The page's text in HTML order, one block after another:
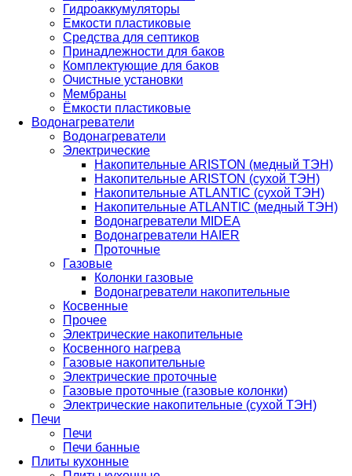
Гидроаккумуляторы
Емкости пластиковые
Средства для септиков
Принадлежности для баков
Комплектующие для баков
Очистные установки
Мембраны
Ёмкости пластиковые
Водонагреватели
Водонагреватели
Электрические
Накопительные ARISTON (медный ТЭН)
Накопительные ARISTON (сухой ТЭН)
Накопительные ATLANTIC (сухой ТЭН)
Накопительные ATLANTIC (медный ТЭН)
Водонагреватели MIDEA
Водонагреватели HAIER
Проточные
Газовые
Колонки газовые
Водонагреватели накопительные
Косвенные
Прочее
Электрические накопительные
Косвенного нагрева
Газовые накопительные
Электрические проточные
Газовые проточные (газовые колонки)
Электрические накопительные (сухой ТЭН)
Печи
Печи
Печи банные
Плиты кухонные